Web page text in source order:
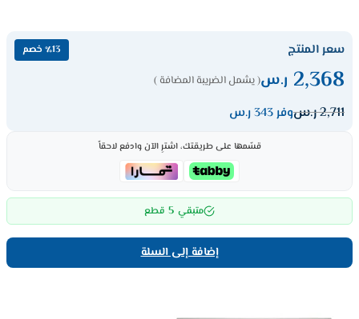
سعر المنتج ٪13 خصم
2,368 ر.س( يشمل الضريبة المضافة )
2,711ر.سوفر 343 ر.س
قسّمها على طريقتك، اشترِ الآن وادفع لاحقاً
متبقي 5 قطع
إضافة إلى السلة